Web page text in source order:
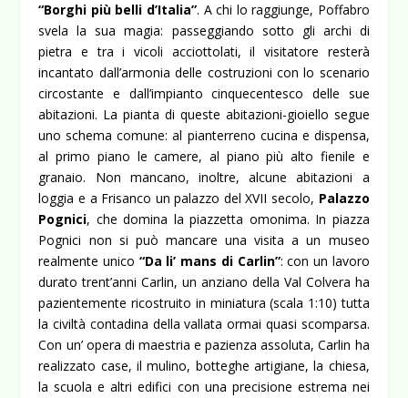
“Borghi più belli d’Italia”. A chi lo raggiunge, Poffabro
svela la sua magia: passeggiando sotto gli archi di
pietra e tra i vicoli acciottolati, il visitatore resterà
incantato dall’armonia delle costruzioni con lo scenario
circostante e dall’impianto cinquecentesco delle sue
abitazioni. La pianta di queste abitazioni-gioiello segue
uno schema comune: al pianterreno cucina e dispensa,
al primo piano le camere, al piano più alto fienile e
granaio. Non mancano, inoltre, alcune abitazioni a
loggia e a Frisanco un palazzo del XVII secolo, Palazzo
Pognici, che domina la piazzetta omonima. In piazza
Pognici non si può mancare una visita a un museo
realmente unico “Da li’ mans di Carlin”: con un lavoro
durato trent’anni Carlin, un anziano della Val Colvera ha
pazientemente ricostruito in miniatura (scala 1:10) tutta
la civiltà contadina della vallata ormai quasi scomparsa.
Con un’ opera di maestria e pazienza assoluta, Carlin ha
realizzato case, il mulino, botteghe artigiane, la chiesa,
la scuola e altri edifici con una precisione estrema nei